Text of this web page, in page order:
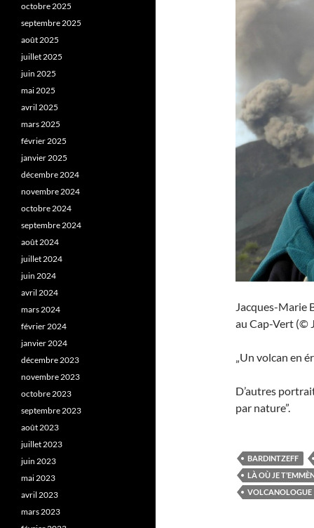
Jacques-Marie
au Cap-Vert (©
„Un volcan en
D’autres
par nature”.
BARDINTZEFF
LÀ OÙ JE
VOLCANOLOGUE
octobre 2025
septembre 2025
août 2025
juillet 2025
juin 2025
mai 2025
avril 2025
mars 2025
février 2025
janvier 2025
décembre 2024
novembre 2024
octobre 2024
septembre 2024
août 2024
juillet 2024
juin 2024
avril 2024
mars 2024
février 2024
janvier 2024
décembre 2023
novembre 2023
octobre 2023
septembre 2023
août 2023
juillet 2023
juin 2023
mai 2023
avril 2023
mars 2023